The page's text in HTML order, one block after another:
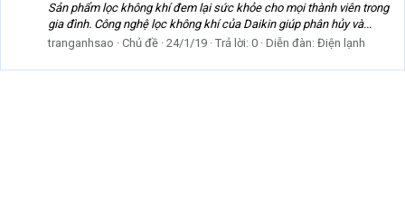
Sản phẩm lọc không khí đem lại sức khỏe cho mọi thành viên trong
gia đình. Công nghệ lọc không khí của Daikin giúp phân hủy và...
tranganhsao
Chủ đề 24/1/19 Trả lời: 0 Diễn đàn: Điện lạnh